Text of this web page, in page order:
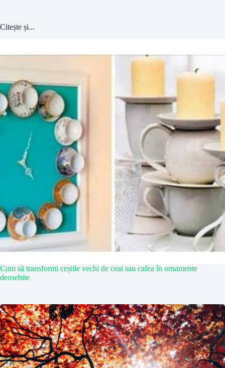
Citește și...
Cum să transformi ceștile vechi de ceai sau cafea în ornamente
deosebite